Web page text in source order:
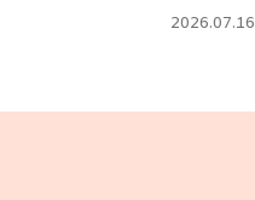
2026.07.16